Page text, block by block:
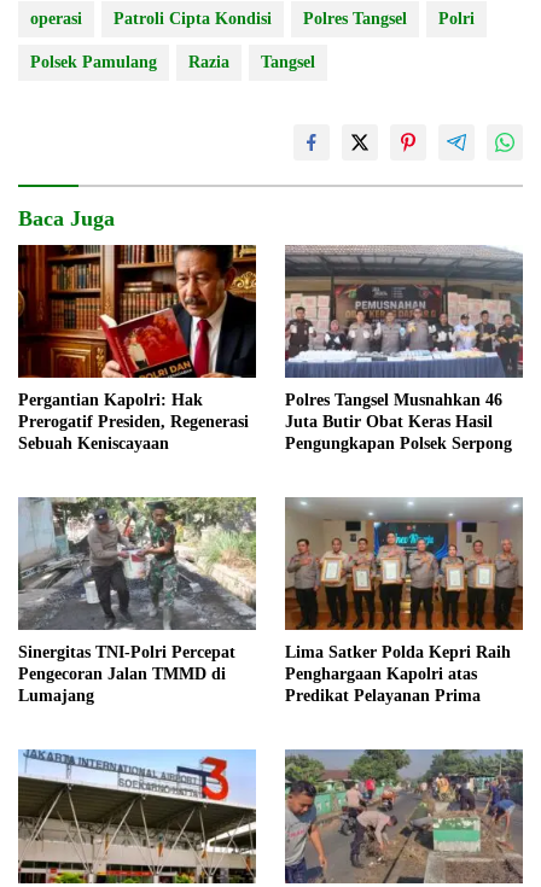
operasi Patroli Cipta Kondisi Polres Tangsel Polri
Polsek Pamulang Razia Tangsel
Baca Juga
Pergantian Kapolri: Hak
Prerogatif Presiden, Regenerasi
Sebuah Keniscayaan
Polres Tangsel Musnahkan 46
Juta Butir Obat Keras Hasil
Pengungkapan Polsek Serpong
Sinergitas TNI-Polri Percepat
Pengecoran Jalan TMMD di
Lumajang
Lima Satker Polda Kepri Raih
Penghargaan Kapolri atas
Predikat Pelayanan Prima